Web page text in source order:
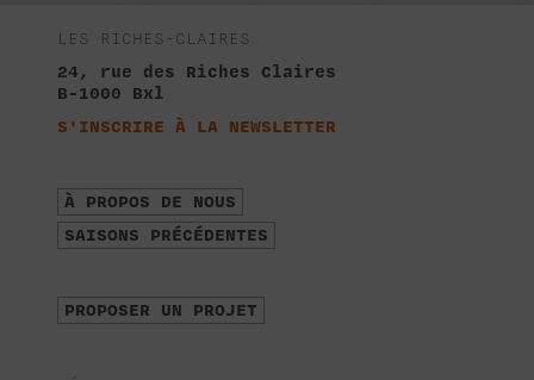
LES RICHES-CLAIRES
24, rue des Riches Claires
B-1000 Bxl
S'INSCRIRE À LA NEWSLETTER
À PROPOS DE NOUS
SAISONS PRÉCÉDENTES
PROPOSER UN PROJET